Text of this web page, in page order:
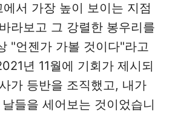
서 가장 높이 보이는 지점
라보고 그 강렬한 봉우리를
"언젠가 가볼 것이다"라고
년 11월에 기회가 제시되
가 등반을 조직했고, 내가
들을 세어보는 것이었습니